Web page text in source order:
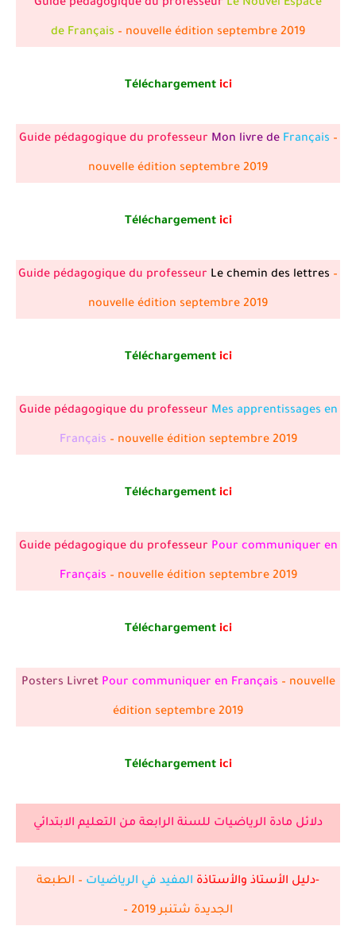
Guide pédagogique du professeur Le Nouvel Espace
de Français – nouvelle édition septembre 2019
Téléchargement ici
Guide pédagogique du professeur Mon livre de Français –
nouvelle édition septembre 2019
Téléchargement ici
Guide pédagogique du professeur Le chemin des lettres –
nouvelle édition septembre 2019
Téléchargement ici
Guide pédagogique du professeur Mes apprentissages en
Français – nouvelle édition septembre 2019
Téléchargement ici
Guide pédagogique du professeur Pour communiquer en
Français – nouvelle édition septembre 2019
Téléchargement ici
Posters Livret Pour communiquer en Français – nouvelle
édition septembre 2019
Téléchargement ici
دلائل مادة الرياضيات للسنة الرابعة من التعليم الابتدائي
-دليل الأستاذ والأستاذة المفيد في الرياضيات – الطبعة
الجديدة شتنبر 2019 –